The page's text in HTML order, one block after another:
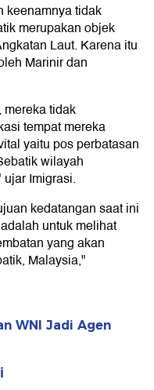
keenamnya tidak
merupakan objek
Laut. Karena itu
Marinir dan
tidak
tempat mereka
yaitu pos perbatasan
wilayah
Imigrasi.
kedatangan saat ini
untuk melihat
yang akan
Malaysia,"
WNI Jadi Agen